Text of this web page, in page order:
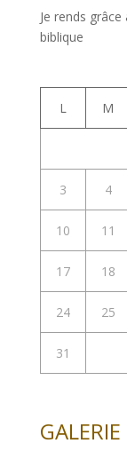
Je rends grâce
biblique
L M
3 4
10 11
17 18
24 25
31